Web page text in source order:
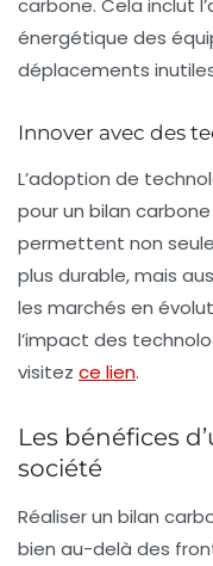
énergétique des
déplacements
Innover avec des
L’adoption de
pour un bilan
permettent non
plus durable, mais
les marchés en
l’impact des
visitez ce lien.
Les bénéfices
société
Réaliser un bilan
bien au-delà des